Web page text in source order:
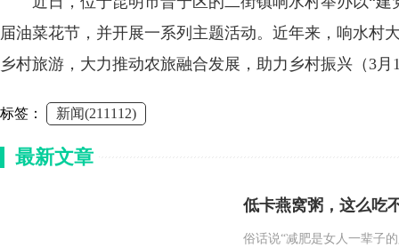
届油菜花节，并开展一系列主题活动。近年来，响水村
乡村旅游，大力推动农旅融合发展，助力乡村振兴（3
标签： 新闻(211112)
最新文章
低卡燕窝粥，这么吃
俗话说“减肥是女人一辈子